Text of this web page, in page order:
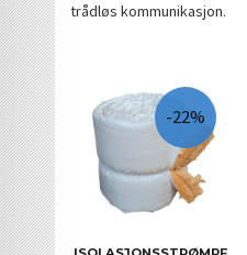
trådløs kommunikasjon.
-22%